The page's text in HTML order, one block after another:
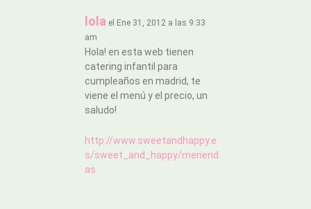
lola el Ene 31, 2012 a las 9:33
am
Hola! en esta web tienen
catering infantil para
cumpleaños en madrid, te
viene el menú y el precio, un
saludo!
http://www.sweetandhappy.e
s/sweet_and_happy/meriend
as